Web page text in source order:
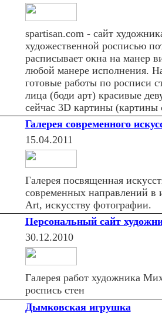
spartisan.com - сайт
художественной росписью
расписывает окна на манер
любой манере исполнения.
готовые работы по росписи
лица (боди арт) красивые
сейчас 3D картины
Галерея современного
15.04.2011
Галерея посвященная
современных направлений
Art, искусству фотографии.
Персональный сайт
30.12.2010
Галерея работ художника
роспись стен
Дымковская игрушка